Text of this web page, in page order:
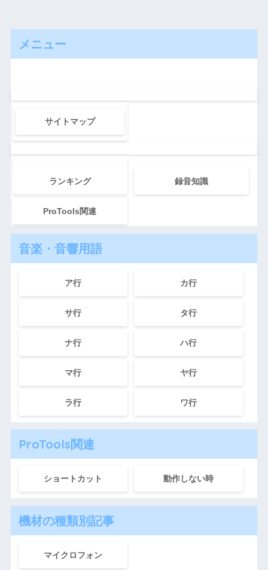
メニュー
サイトマップ
ランキング 録音知識
ProTools関連
音楽・音響用語
ア行 カ行
サ行 タ行
ナ行 ハ行
マ行 ヤ行
ラ行 ワ行
ProTools関連
ショートカット 動作しない時
機材の種類別記事
マイクロフォン